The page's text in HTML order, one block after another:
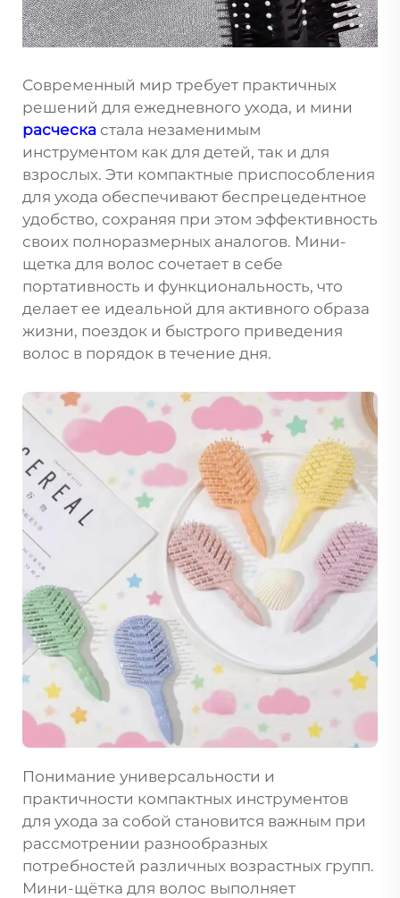
Современный мир требует практичных
решений для ежедневного ухода, и мини
расческа стала незаменимым
инструментом как для детей, так и для
взрослых. Эти компактные приспособления
для ухода обеспечивают беспрецедентное
удобство, сохраняя при этом эффективность
своих полноразмерных аналогов. Мини-
щетка для волос сочетает в себе
портативность и функциональность, что
делает ее идеальной для активного образа
жизни, поездок и быстрого приведения
волос в порядок в течение дня.
Понимание универсальности и
практичности компактных инструментов
для ухода за собой становится важным при
рассмотрении разнообразных
потребностей различных возрастных групп.
Мини-щётка для волос выполняет